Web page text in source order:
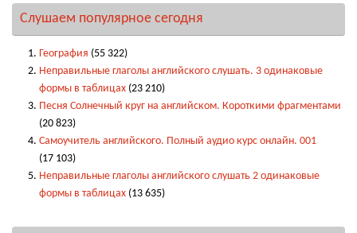
Слушаем популярное сегодня
География (55 322)
Неправильные глаголы английского слушать. 3 одинаковые
формы в таблицах (23 210)
Песня Солнечный круг на английском. Короткими фрагментами
(20 823)
Самоучитель английского. Полный аудио курс онлайн. 001
(17 103)
Неправильные глаголы английского слушать 2 одинаковые
формы в таблицах (13 635)